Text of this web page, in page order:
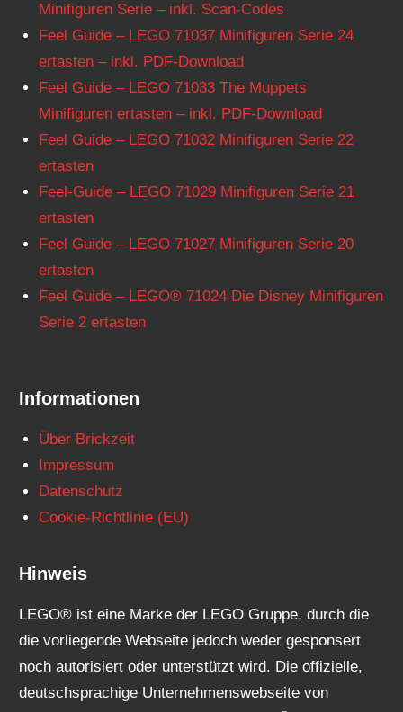
Minifiguren Serie – inkl. Scan-Codes
Feel Guide – LEGO 71037 Minifiguren Serie 24
ertasten – inkl. PDF-Download
Feel Guide – LEGO 71033 The Muppets
Minifiguren ertasten – inkl. PDF-Download
Feel Guide – LEGO 71032 Minifiguren Serie 22
ertasten
Feel-Guide – LEGO 71029 Minifiguren Serie 21
ertasten
Feel Guide – LEGO 71027 Minifiguren Serie 20
ertasten
Feel Guide – LEGO® 71024 Die Disney Minifiguren
Serie 2 ertasten
Informationen
Über Brickzeit
Impressum
Datenschutz
Cookie-Richtlinie (EU)
Hinweis
LEGO® ist eine Marke der LEGO Gruppe, durch die
die vorliegende Webseite jedoch weder gesponsert
noch autorisiert oder unterstützt wird. Die offizielle,
deutschsprachige Unternehmenswebseite von